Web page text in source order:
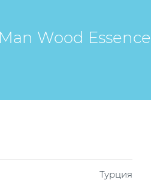
Wood Essence
Турция